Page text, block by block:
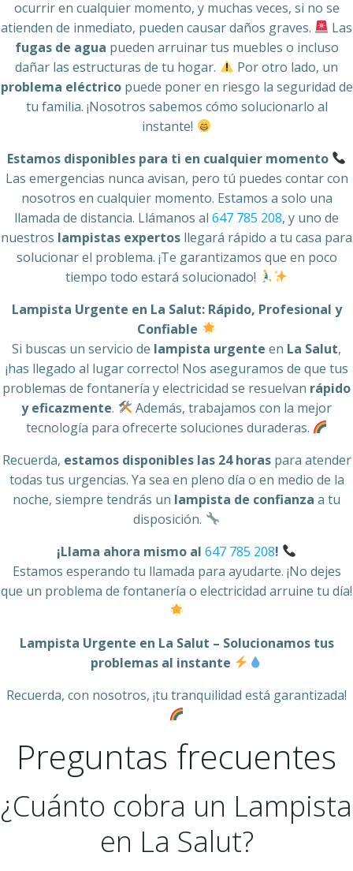
ocurrir en cualquier momento, y muchas veces, si no se
atienden de inmediato, pueden causar daños graves.
Las
fugas de agua pueden arruinar tus muebles o incluso
dañar las estructuras de tu hogar.
Por otro lado, un
problema eléctricopuede poner en riesgo la seguridad de
tu familia. ¡Nosotros sabemos cómo solucionarlo al
instante!
Estamos disponibles para ti en cualquier momento
Las emergencias nunca avisan, pero tú puedes contar con
nosotros en cualquier momento. Estamos a solo una
llamada de distancia. Llámanos al 647 785 208, y uno de
nuestros lampistas expertos llegará rápido a tu casa para
solucionar el problema. ¡Te garantizamos que en poco
tiempo todo estará solucionado!
Lampista Urgente en La Salut: Rápido, Profesional y
Confiable
Si buscas un servicio de lampista urgente en La Salut,
¡has llegado al lugar correcto! Nos aseguramos de que tus
problemas de fontanería y electricidad se resuelvan rápido
y eficazmente.
Además, trabajamos con la mejor
tecnología para ofrecerte soluciones duraderas.
Recuerda, estamos disponibles las 24 horaspara atender
todas tus urgencias. Ya sea en pleno día o en medio de la
noche, siempre tendrás un lampista de confianza a tu
disposición.
¡Llama ahora mismo al 647 785 208!
Estamos esperando tu llamada para ayudarte. ¡No dejes
que un problema de fontanería o electricidad arruine tu día!
Lampista Urgente en La Salut – Solucionamos tus
problemas al instante
Recuerda, con nosotros, ¡tu tranquilidad está garantizada!
Preguntas frecuentes
¿Cuánto cobra un Lampista
en La Salut?